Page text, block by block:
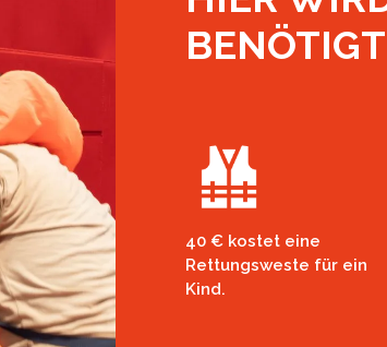
40 € kostet eine
Rettungsweste für ein
Kind.